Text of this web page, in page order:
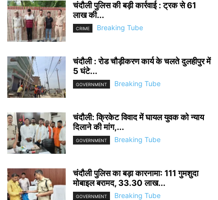
चंदौली पुलिस की बड़ी कार्रवाई : ट्रक से 61
लाख की...
CRIME Breaking Tube
चंदौली : रोड चौड़ीकरण कार्य के चलते दुलहीपुर में
5 घंटे...
GOVERNMENT Breaking Tube
चंदौली: क्रिकेट विवाद में घायल युवक को न्याय
दिलाने की मांग,...
GOVERNMENT Breaking Tube
चंदौली पुलिस का बड़ा कारनामा: 111 गुमशुदा
मोबाइल बरामद, 33.30 लाख...
GOVERNMENT Breaking Tube